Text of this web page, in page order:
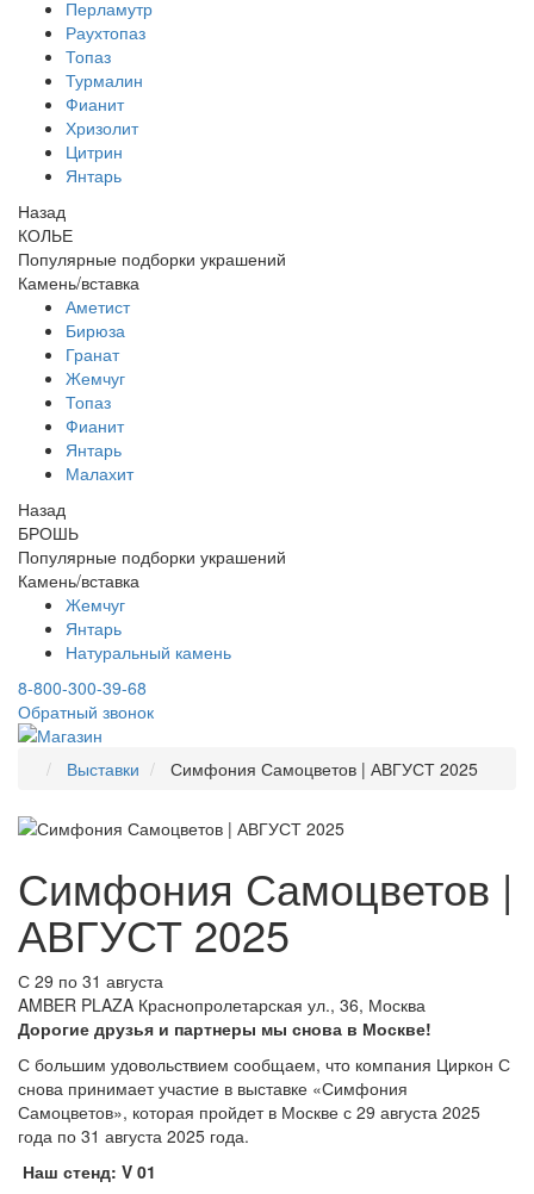
Перламутр
Раухтопаз
Топаз
Турмалин
Фианит
Хризолит
Цитрин
Янтарь
Назад
КОЛЬЕ
Популярные подборки украшений
Камень/вставка
Аметист
Бирюза
Гранат
Жемчуг
Топаз
Фианит
Янтарь
Малахит
Назад
БРОШЬ
Популярные подборки украшений
Камень/вставка
Жемчуг
Янтарь
Натуральный камень
8-800-300-39-68
Обратный звонок
Выставки Симфония Самоцветов | АВГУСТ 2025
Симфония Самоцветов |
АВГУСТ 2025
С 29 по 31 августа
AMBER PLAZA Краснопролетарская ул., 36, Москва
Дорогие друзья и партнеры мы снова в Москве!
С большим удовольствием сообщаем, что компания Циркон С
снова принимает участие в выставке «Симфония
Самоцветов», которая пройдет в Москве с 29 августа 2025
года по 31 августа 2025 года.
Наш стенд: V 01